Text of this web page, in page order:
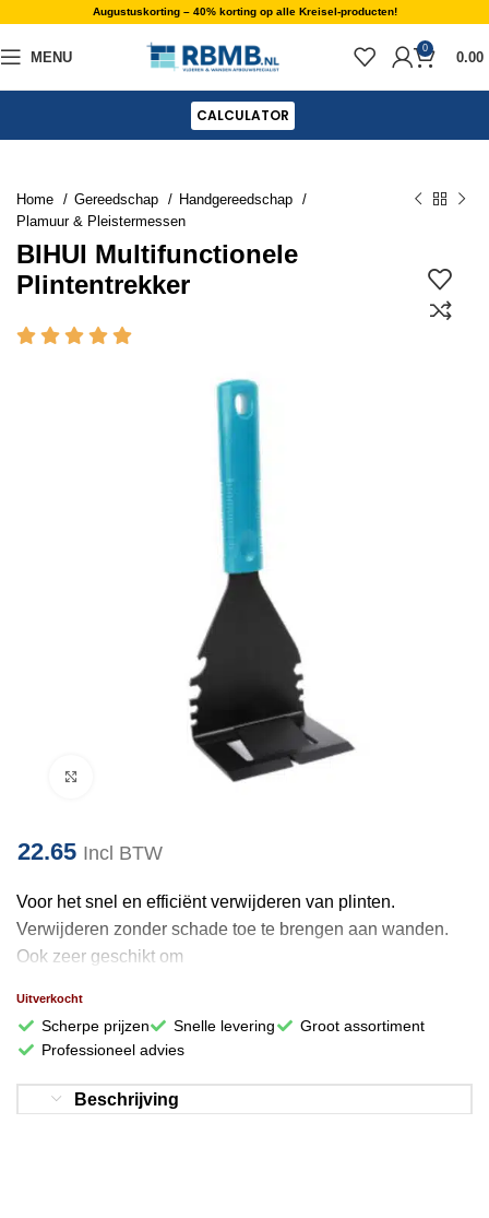
Augustuskorting – 40% korting op alle Kreisel-producten!
MENU
0
0.00
CALCULATOR
Home Gereedschap
Handgereedschap
Plamuur & Pleistermessen
BIHUI Multifunctionele
Plintentrekker
Klik om te vergroten
22.65 Incl BTW
Voor het snel en efficiënt verwijderen van plinten.
Verwijderen zonder schade toe te brengen aan wanden.
Ook zeer geschikt om
Uitverkocht
Scherpe prijzen Snelle levering
Groot assortiment
Professioneel advies
Beschrijving